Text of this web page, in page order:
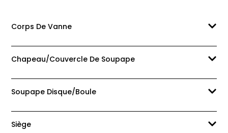
Corps De Vanne
Chapeau/couvercle De Soupape
Soupape Disque/Boule
Siège